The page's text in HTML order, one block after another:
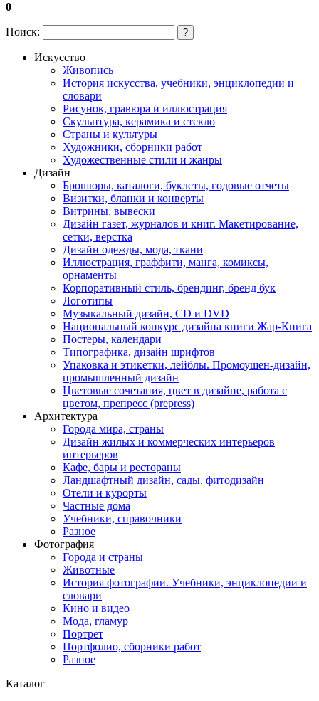
0
Поиск: ?
Искусство
Живопись
История искусства, учебники, энциклопедии и
словари
Рисунок, гравюра и иллюстрация
Скульптура, керамика и стекло
Страны и культуры
Художники, сборники работ
Художественные стили и жанры
Дизайн
Брошюры, каталоги, буклеты, годовые отчеты
Визитки, бланки и конверты
Витрины, вывески
Дизайн газет, журналов и книг. Макетирование,
сетки, верстка
Дизайн одежды, мода, ткани
Иллюстрация, граффити, манга, комиксы,
орнаменты
Корпоративный стиль, брендинг, бренд бук
Логотипы
Музыкальный дизайн, СD и DVD
Национальный конкурс дизайна книги Жар-Книга
Постеры, календари
Типографика, дизайн шрифтов
Упаковка и этикетки, лейблы. Промоушен-дизайн,
промышленный дизайн
Цветовые сочетания, цвет в дизайне, работа с
цветом, препресс (prepress)
Архитектура
Города мира, страны
Дизайн жилых и коммерческих интерьеров
интерьеров
Кафе, бары и рестораны
Ландшафтный дизайн, сады, фитодизайн
Отели и курорты
Частные дома
Учебники, справочники
Разное
Фотография
Города и страны
Животные
История фотографии. Учебники, энциклопедии и
словари
Кино и видео
Мода, гламур
Портрет
Портфолио, сборники работ
Разное
Каталог